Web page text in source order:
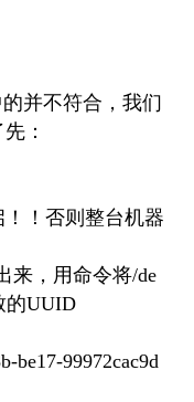
并不符合，我们
：
！否则整台机器
来，用命令将/de
的UUID
be17-99972cac9d